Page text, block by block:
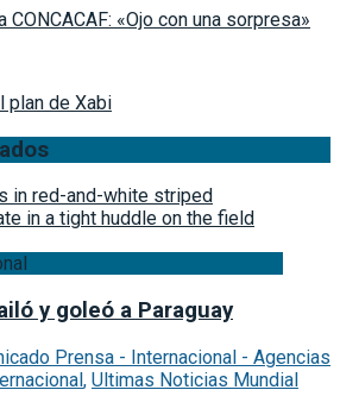
«Ojo con una sorpresa»
plan de Xabi
y goleó a Paraguay
Prensa - Internacional - Agencias
, Ultimas Noticias Mundial